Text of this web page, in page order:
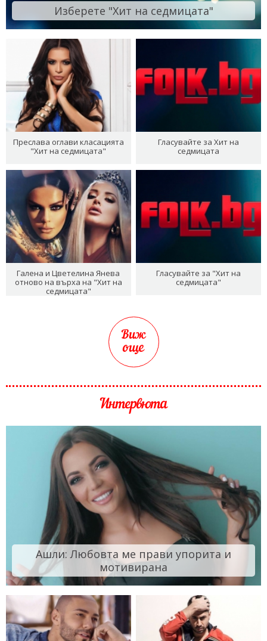
Изберете "Хит на седмицата"
Преслава оглави класацията
"Хит на седмицата"
Гласувайте за Хит на
седмицата
Галена и Цветелина Янева
отново на върха на "Хит на
седмицата"
Гласувайте за "Хит на
седмицата"
Виж
още
Интервюта
Ашли: Любовта ме прави упорита и
мотивирана